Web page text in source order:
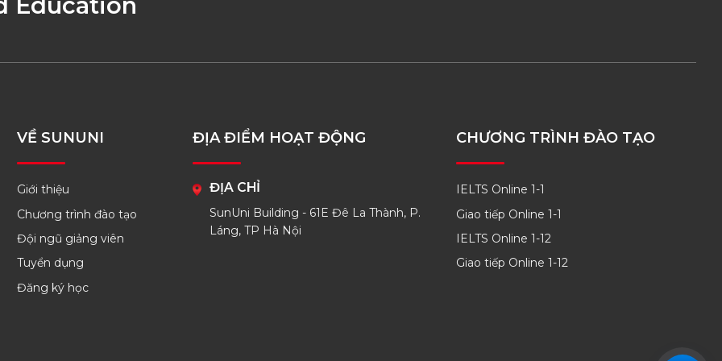
VỀ SUNUNI
Giới thiệu
Chương trình đào tạo
Đội ngũ giảng viên
Tuyển dụng
Đăng ký học
ĐỊA ĐIỂM HOẠT ĐỘNG
ĐỊA CHỈ
SunUni Building - 61E Đê La Thành, P.
Láng, TP Hà Nội
CHƯƠNG TRÌNH ĐÀO TẠO
IELTS Online 1-1
Giao tiếp Online 1-1
IELTS Online 1-12
Giao tiếp Online 1-12